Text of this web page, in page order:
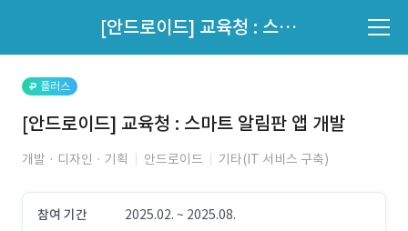
[안드로이드] 교육청 : 스마트 알림판 앱 개발
지원자 목록 바로가기
플러스
[안드로이드] 교육청 : 스마트 알림판 앱 개발
개발 · 디자인 · 기획 안드로이드 기타(IT 서비스 구축)
참여 기간
2025.02. ~ 2025.08.